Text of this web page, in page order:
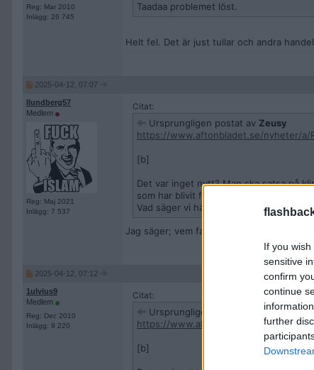
If you
sensitive
confirm
continue
further
Reg: Mar 2010
Inlägg: 26 745
Taadaa problemet löst.
Helt fel. Det är just tullar och andra
2025-04-12, 07:07
llundberg57
Medlem
Reg: Maj 2021
Inlägg: 7 537
Citat:
Ursprungligen postat av Zeusy
https://www.aftonbladet.se/nyheter/a/
[b]
Det var inget nytt? Man ska satsa på
som har blivit fiasko...
Vad säger vi här om missade klimat
Jag säger; vem fan bryr sig?
2025-04-12, 07:12
1ulvius9
Medlem
Reg: Dec 2010
Inlägg: 9 220
Citat:
Ursprungligen postat av
Zeusy
https://www.aftonbladet.se/nyheter/a/
[b]